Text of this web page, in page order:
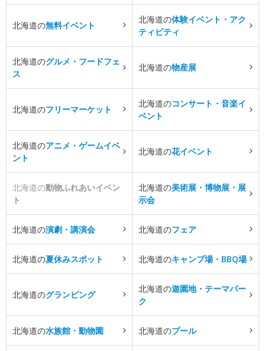
北海道の無料イベント
北海道の体験イベント・アク
ティビティ
北海道のグルメ・フードフェ
ス
北海道の物産展
北海道のフリーマーケット
北海道のコンサート・音楽イ
ベント
北海道のアニメ・ゲームイベ
ント
北海道の花イベント
北海道の動物ふれあいイベン
ト
北海道の美術展・博物展・展
示会
北海道の演劇・講演会 北海道のフェア
北海道の夏休みスポット 北海道のキャンプ場・BBQ場
北海道のグランピング
北海道の遊園地・テーマパー
ク
北海道の水族館・動物園 北海道のプール